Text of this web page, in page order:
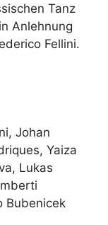
Tanz
Anlehnung
Fellini.
Johan
Yaiza
Lukas
Bubenicek